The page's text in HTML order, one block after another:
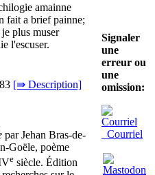
amainne
fait a brief painne;
plus muser
l'escuser.
[⇛ Description]
par Jehan Bras-de-
Goële, poème
e siècle. Édition
Signaler
une
erreur ou
une
omission:
Courriel